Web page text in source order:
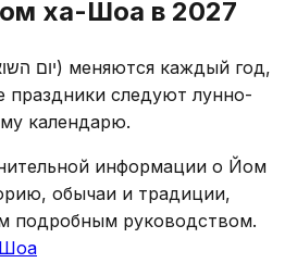
многие общины
чтение Теилим
за погибших в
поминальных свечей
литургические тексты.
организации выпустили
службы.
ха-Шоа в 2027
праздники следуют лунно-
календарю.
информации о Йом
обычаи и традиции,
подробным руководством.